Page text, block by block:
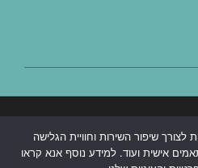
שיפור השירות וחוויית הגלישה
אישית ועוד. למידע נוסף אנא קראו
בבאר שבע|